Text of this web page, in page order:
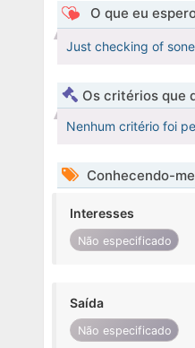
O que eu
Just checking of
Os critérios que
Nenhum critério foi
Conhecendo-
Interesses
Não especificado
Saída
Não especificado